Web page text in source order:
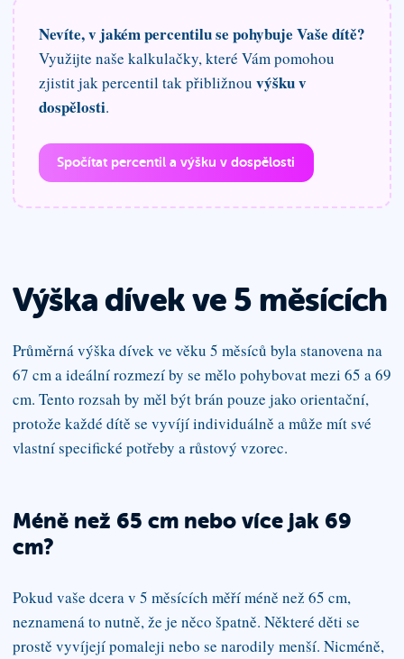
Nevíte, v jakém percentilu se pohybuje Vaše dítě?
Využijte naše kalkulačky, které Vám pomohou
zjistit jak percentil tak přibližnou výšku v
dospělosti.
Spočítat percentil a výšku v dospělosti
Výška dívekve 5 měsících
Průměrná výška dívek ve věku 5 měsíců byla stanovena na
67 cm a ideální rozmezí by se mělo pohybovat mezi 65 a 69
cm. Tento rozsah by měl být brán pouze jako orientační,
protože každé dítě se vyvíjí individuálně a může mít své
vlastní specifické potřeby a růstový vzorec.
Méně než 65 cm nebo více jak 69
cm?
Pokud vaše dcera v 5 měsících měří méně než 65 cm,
neznamená to nutně, že je něco špatně. Některé děti se
prostě vyvíjejí pomaleji nebo se narodily menší. Nicméně,